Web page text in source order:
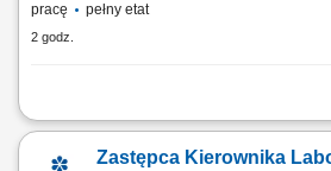
pracę
pełny etat
2 godz.
Opis stanowiska Operacyjne wspieranie
diagnostycznej. Nadzorowanie i
Zastępca Kierownika